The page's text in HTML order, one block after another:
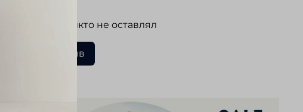
Отзывов еще никто не оставлял
Написать отзыв